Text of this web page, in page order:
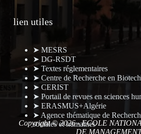
lien utiles
➤ MESRS
➤ DG-RSDT
➤ Textes réglementaires
➤ Centre de Recherche en
➤ CERIST
➤ Portail de revues en sciences
➤ ERASMUS+Algérie
➤ Agence thématique de
sociales et humaines
Copyright © 2026 - ECOLE
DE